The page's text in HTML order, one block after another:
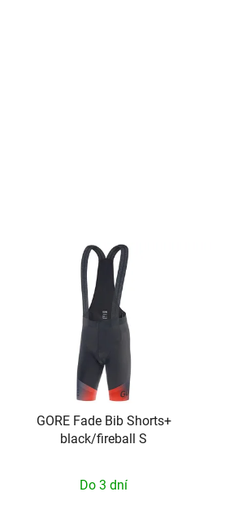
GORE Fade Bib Shorts+
black/fireball S
Do 3 dní